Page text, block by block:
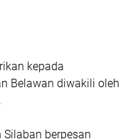
kepada
Belawan diwakili oleh
berpesan